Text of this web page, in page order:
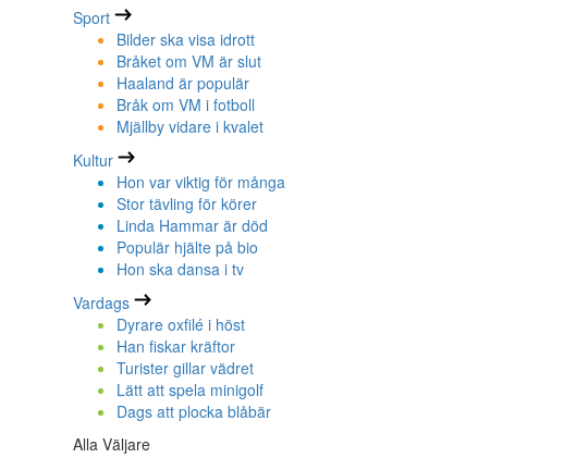
Sport
Bilder ska visa idrott
Bråket om VM är slut
Haaland är populär
Bråk om VM i fotboll
Mjällby vidare i kvalet
Kultur
Hon var viktig för många
Stor tävling för körer
Linda Hammar är död
Populär hjälte på bio
Hon ska dansa i tv
Vardags
Dyrare oxfilé i höst
Han fiskar kräftor
Turister gillar vädret
Lätt att spela minigolf
Dags att plocka blåbär
Alla Väljare